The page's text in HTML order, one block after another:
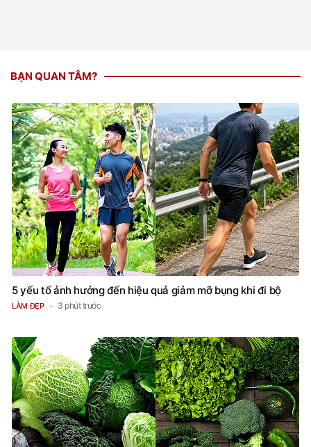
BẠN QUAN TÂM?
5 yếu tố ảnh hưởng đến hiệu quả giảm mỡ bụng khi đi bộ
LÀM ĐẸP 3 phút trước